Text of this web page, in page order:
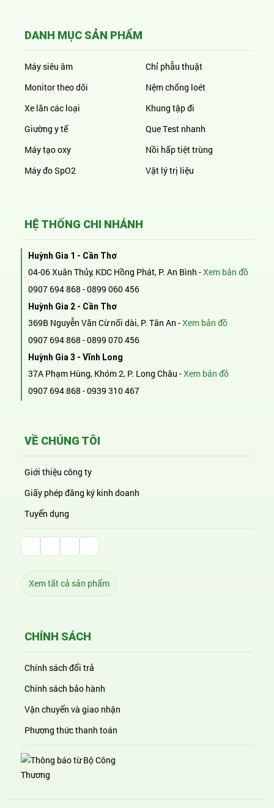
DANH MỤC SẢN PHẨM
Máy siêu âm
Monitor theo dõi
Xe lăn các loại
Giường y tế
Máy tạo oxy
Máy đo SpO2
Chỉ phẫu thuật
Nệm chống loét
Khung tập đi
Que Test nhanh
Nồi hấp tiệt trùng
Vật lý trị liệu
HỆ THỐNG CHI NHÁNH
Huỳnh Gia 1 - Cần Thơ
04-06 Xuân Thủy, KDC Hồng Phát, P. An Bình -Xem bản đồ
0907 694 868 -0899 060 456
Huỳnh Gia 2 - Cần Thơ
369B Nguyễn Văn Cừ nối dài, P. Tân An -Xem bản đồ
0907 694 868 -0899 070 456
Huỳnh Gia 3 - Vĩnh Long
37A Phạm Hùng, Khóm 2, P. Long Châu -Xem bản đồ
0907 694 868 -0939 310 467
VỀ CHÚNG TÔI
Giới thiệu công ty
Giấy phép đăng ký kinh doanh
Tuyển dụng
Xem tất cả sản phẩm
CHÍNH SÁCH
Chính sách đổi trả
Chính sách bảo hành
Vận chuyển và giao nhận
Phương thức thanh toán